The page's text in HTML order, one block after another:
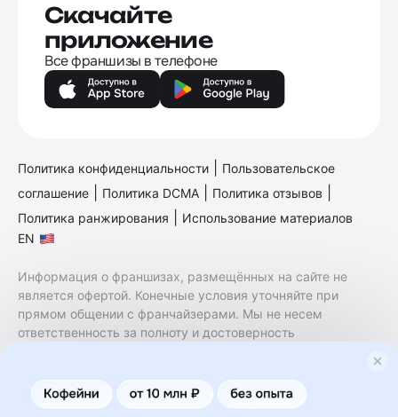
Скачайте
приложение
Все франшизы в телефоне
Политика конфиденциальности
Пользовательское
соглашение
Политика DCMA Политика отзывов
Политика ранжирования
Использование материалов
EN
Информация о франшизах, размещённых на сайте не
является офертой. Конечные условия уточняйте при
прямом общении с франчайзерами. Мы не несем
ответственность за полноту и достоверность
финансовые услуги. Заключение договоров
коммерческой концессии (франчайзинга) осуществляется